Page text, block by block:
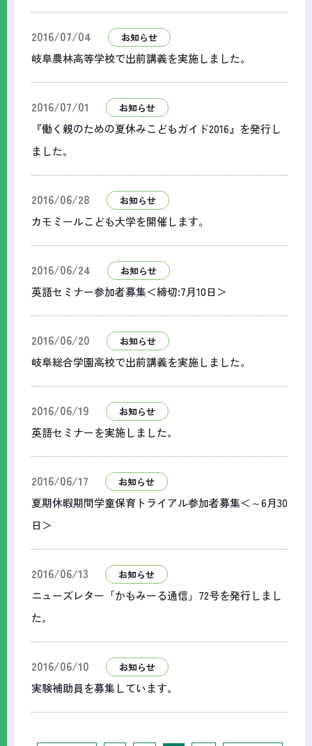
2016/07/04 お知らせ
岐阜農林高等学校で出前講義を実施しました。
2016/07/01 お知らせ
『働く親のための夏休みこどもガイド2016』を発行し
ました。
2016/06/28 お知らせ
カモミールこども大学を開催します。
2016/06/24 お知らせ
英語セミナー参加者募集＜締切:7月10日＞
2016/06/20 お知らせ
岐阜総合学園高校で出前講義を実施しました。
2016/06/19 お知らせ
英語セミナーを実施しました。
2016/06/17 お知らせ
夏期休暇期間学童保育トライアル参加者募集＜～6月30
日＞
2016/06/13 お知らせ
ニューズレター「かもみーる通信」72号を発行しまし
た。
2016/06/10 お知らせ
実験補助員を募集しています。